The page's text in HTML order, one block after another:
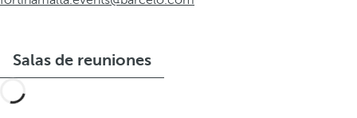
Salas de reuniones